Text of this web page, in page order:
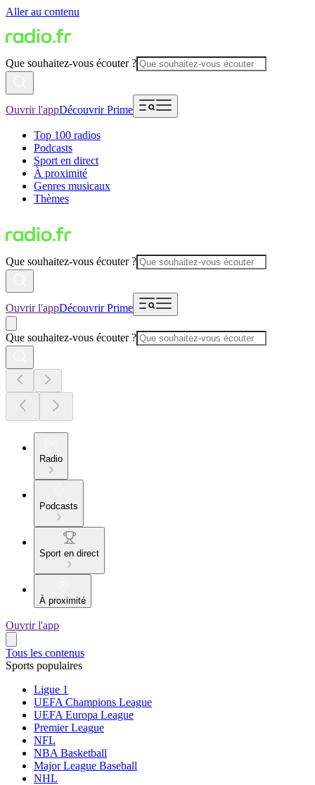
Aller au contenu
Que souhaitez-vous écouter ?
Ouvrir l'appDécouvrir Prime
Top 100 radios
Podcasts
Sport en direct
À proximité
Genres musicaux
Thèmes
Que souhaitez-vous écouter ?
Ouvrir l'appDécouvrir Prime
Que souhaitez-vous écouter ?
Radio
Podcasts
Sport en direct
À proximité
Ouvrir l'app
Tous les contenus
Sports populaires
Ligue 1
UEFA Champions League
UEFA Europa League
Premier League
NFL
NBA Basketball
Major League Baseball
NHL